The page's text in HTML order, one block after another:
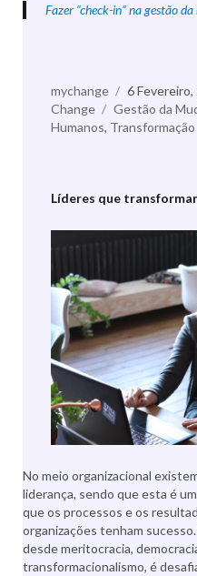
Fazer “check-in” na gestão
Autor
mychange
Publicado
a
6 Fevereiro,
Change
Etiquetas
Gestão da
Humanos, Transformação
Líderes que
No meio organizacional
liderança, sendo que esta é
que os processos e os
organizações tenham
desde meritocracia,
transformacionalismo, é